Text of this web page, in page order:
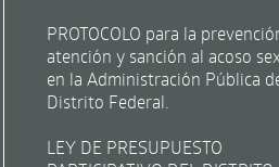
PROTOCOLO para la
atención y sanción al acoso
en la Administración Pública
Distrito Federal.
LEY DE PRESUPUESTO